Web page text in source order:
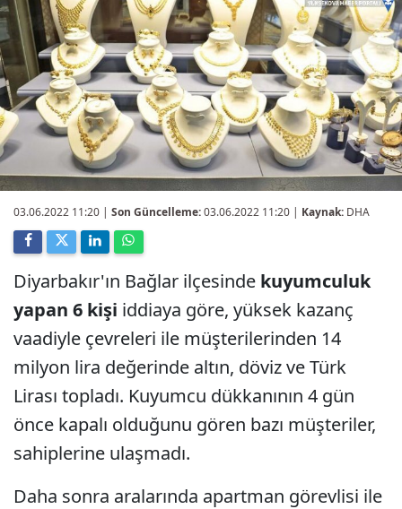
03.06.2022 11:20 | Son Güncelleme:03.06.2022 11:20 | Kaynak: DHA
Diyarbakır'ın Bağlar ilçesinde kuyumculuk
yapan 6 kişi iddiaya göre, yüksek kazanç
vaadiyle çevreleri ile müşterilerinden 14
milyon lira değerinde altın, döviz ve Türk
Lirası topladı. Kuyumcu dükkanının 4 gün
önce kapalı olduğunu gören bazı müşteriler,
sahiplerine ulaşmadı.
Daha sonra aralarında apartman görevlisi ile